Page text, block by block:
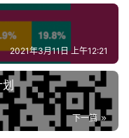
2021年3月11日 上午12:21
下一篇